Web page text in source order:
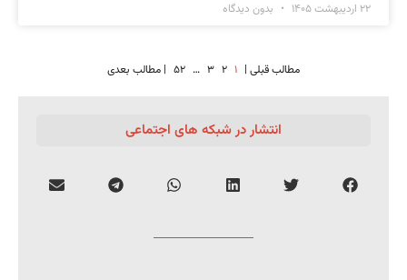
۲۲ اردیبهشت ۱۴۰۵ بدون دیدگاه
مطالب قبلی | ۱ ۲ ۳ … ۵۲ | مطالب بعدی
انتشار در شبکه های اجتماعی